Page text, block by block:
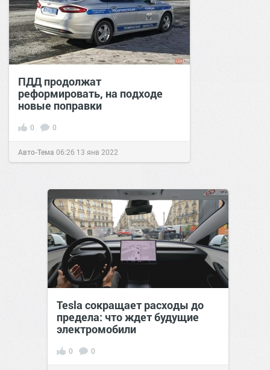
ПДД продолжат
реформировать, на подходе
новые поправки
0 0
Авто-Тема 06:26 13 янв 2022
Tesla сокращает расходы до
предела: что ждет будущие
электромобили
0 0